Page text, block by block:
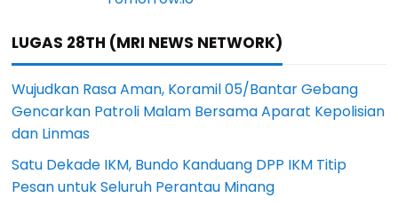
LUGAS 28TH (MRI NEWS NETWORK)
Wujudkan Rasa Aman, Koramil 05/Bantar Gebang
Gencarkan Patroli Malam Bersama Aparat Kepolisian
dan Linmas
Satu Dekade IKM, Bundo Kanduang DPP IKM Titip
Pesan untuk Seluruh Perantau Minang